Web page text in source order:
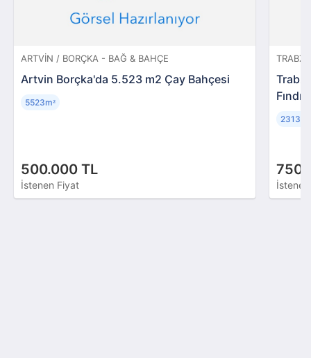
ARTVIN / BORÇKA - BAĞ & BAHÇE
Artvin Borçka'da 5.523 m2 Çay Bahçesi
500.000 TL
İstenen Fiyat
5523m²
2313m